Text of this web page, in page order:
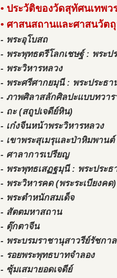
• ประวัติของวัดสุทัศนเทพว
• ศาสนสถานและศาสนวัต
- พระอุโบสถ
- พระพุทธตรีโลกเชษฐ์ : พระป
- พระวิหารหลวง
- พระศรีศากยมุนี : พระประธา
- ภาพศิลาสลักศิลปะแบบทวาร
- ถะ (สถูปเจดีย์หิน)
- เก๋งจีนหน้าพระวิหารหลวง
- เขาพระสุเมรุและป่าหิมพานต์
- ศาลาการเปรียญ
- พระพุทธเสฏฐมุนี : พระประ
- พระวิหารคด (พระระเบียงคด)
- พระตำหนักสมเด็จ
- สัตตมหาสถาน
- ตุ๊กตาจีน
- พระบรมราชานุสาวรีย์รัชกา
- รอยพระพุทธบาทจำลอง
- ซุ้มเสมายอดเจดีย์